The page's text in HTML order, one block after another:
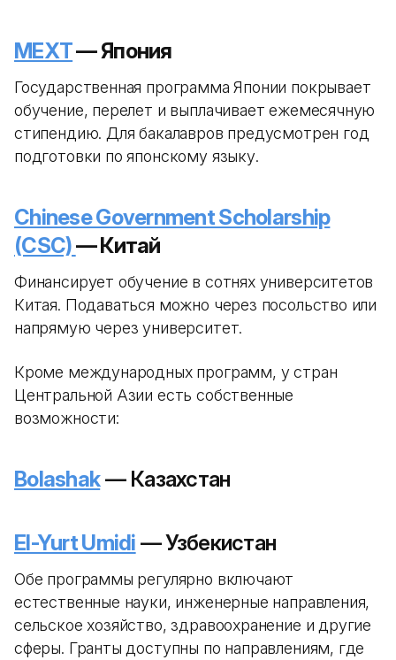
MEXT— Япония
Государственная программа Японии покрывает
обучение, перелет и выплачивает ежемесячную
стипендию. Для бакалавров предусмотрен год
подготовки по японскому языку.
Chinese Government Scholarship
(CSC)— Китай
Финансирует обучение в сотнях университетов
Китая. Подаваться можно через посольство или
напрямую через университет.
Кроме международных программ, у стран
Центральной Азии есть собственные
возможности:
Bolashak— Казахстан
El-Yurt Umidi — Узбекистан
Обе программы регулярно включают
естественные науки, инженерные направления,
сельское хозяйство, здравоохранение и другие
сферы. Гранты доступны по направлениям, где